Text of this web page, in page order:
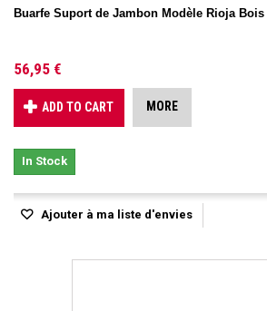
Buarfe Suport de Jambon Modèle Rioja Bois
56,95 €
ADD TO CART MORE
In Stock
Ajouter à ma liste d'envies